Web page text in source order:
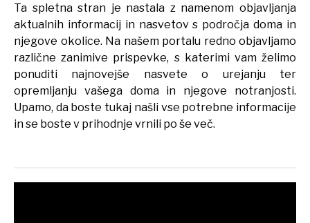
Ta spletna stran je nastala z namenom objavljanja
aktualnih informacij in nasvetov s področja doma in
njegove okolice. Na našem portalu redno objavljamo
različne zanimive prispevke, s katerimi vam želimo
ponuditi najnovejše nasvete o urejanju ter
opremljanju vašega doma in njegove notranjosti.
Upamo, da boste tukaj našli vse potrebne informacije
in se boste v prihodnje vrnili po še več.